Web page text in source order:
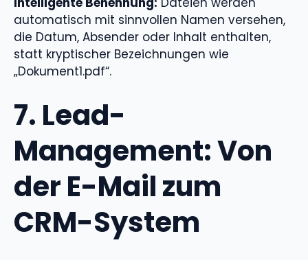
automatisch mit sinnvollen Namen versehen,
die Datum, Absender oder Inhalt enthalten,
statt kryptischer Bezeichnungen wie
„Dokument1.pdf“.
7. Lead-
Management: Von
der E-Mail zum
CRM-System